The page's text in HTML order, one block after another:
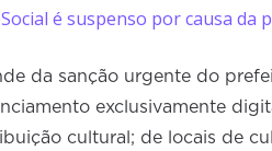
é suspenso por causa da
da sanção urgente do
exclusivamente
cultural; de locais de